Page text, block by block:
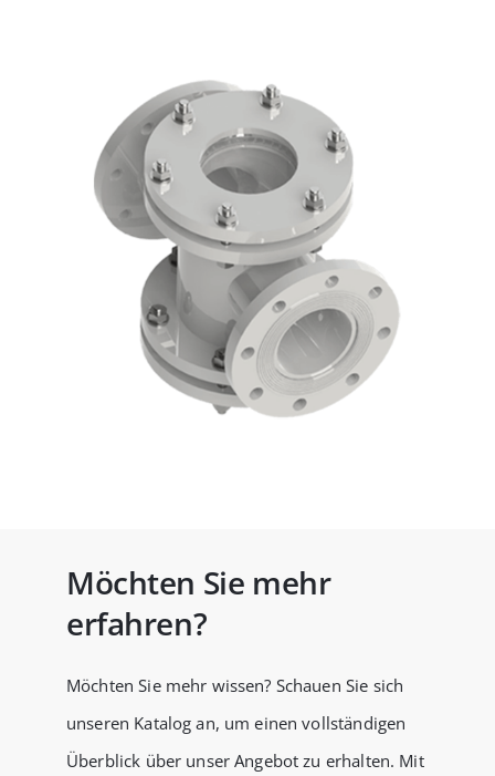
Möchten Sie mehr
erfahren?
Möchten Sie mehr wissen? Schauen Sie sich
unseren Katalog an, um einen vollständigen
Überblick über unser Angebot zu erhalten. Mit